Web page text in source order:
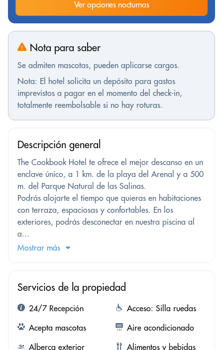
Ver opciones nocturnas
Nota para saber
Se admiten mascotas, pueden aplicarse cargos.
Nota: El hotel solicita un depósito para gastos
imprevistos a pagar en el momento del check-in,
totalmente reembolsable si no hay roturas.
Descripción general
The Cookbook Hotel te ofrece el mejor descanso en un
enclave único, a 1 km. de la playa del Arenal y a 500
m. del Parque Natural de las Salinas.
Podrás alojarte el tiempo que quieras en habitaciones
con terraza, espaciosas y confortables. En los
exteriores, podrás desconectar en nuestra piscina al
a...
Mostrar más
Servicios de la propiedad
24/7 Recepción
Acceso: Silla ruedas
Acepta mascotas
Aire acondicionado
Alberca exterior
Alimentos y bebidas